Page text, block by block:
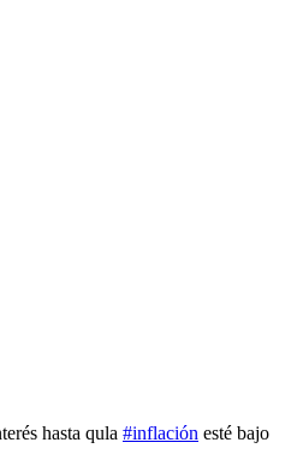
hasta qula #inflación esté bajo